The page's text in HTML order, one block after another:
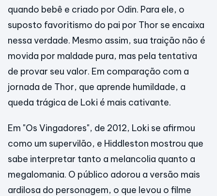
quando bebê e criado por Odin. Para ele, o
suposto favoritismo do pai por Thor se encaixa
nessa verdade. Mesmo assim, sua traição não é
movida por maldade pura, mas pela tentativa
de provar seu valor. Em comparação com a
jornada de Thor, que aprende humildade, a
queda trágica de Loki é mais cativante.
Em "Os Vingadores", de 2012, Loki se afirmou
como um supervilão, e Hiddleston mostrou que
sabe interpretar tanto a melancolia quanto a
megalomania. O público adorou a versão mais
ardilosa do personagem, o que levou o filme